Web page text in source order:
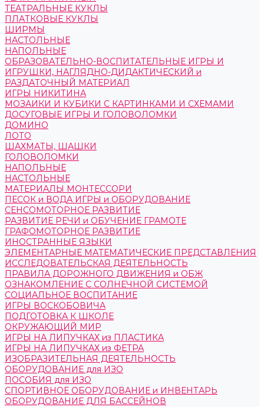
ТЕАТРАЛЬНЫЕ КУКЛЫ
ПЛАТКОВЫЕ КУКЛЫ
ШИРМЫ
НАСТОЛЬНЫЕ
НАПОЛЬНЫЕ
ОБРАЗОВАТЕЛЬНО-ВОСПИТАТЕЛЬНЫЕ ИГРЫ И
ИГРУШКИ, НАГЛЯДНО-ДИДАКТИЧЕСКИЙ и
РАЗДАТОЧНЫЙ МАТЕРИАЛ
ИГРЫ НИКИТИНА
МОЗАИКИ И КУБИКИ С КАРТИНКАМИ И СХЕМАМИ
ДОСУГОВЫЕ ИГРЫ И ГОЛОВОЛОМКИ
ДОМИНО
ЛОТО
ШАХМАТЫ, ШАШКИ
ГОЛОВОЛОМКИ
НАПОЛЬНЫЕ
НАСТОЛЬНЫЕ
МАТЕРИАЛЫ МОНТЕССОРИ
ПЕСОК и ВОДА ИГРЫ и ОБОРУДОВАНИЕ
СЕНСОМОТОРНОЕ РАЗВИТИЕ
РАЗВИТИЕ РЕЧИ и ОБУЧЕНИЕ ГРАМОТЕ
ГРАФОМОТОРНОЕ РАЗВИТИЕ
ИНОСТРАННЫЕ ЯЗЫКИ
ЭЛЕМЕНТАРНЫЕ МАТЕМАТИЧЕСКИЕ ПРЕДСТАВЛЕНИЯ
ИССЛЕДОВАТЕЛЬСКАЯ ДЕЯТЕЛЬНОСТЬ
ПРАВИЛА ДОРОЖНОГО ДВИЖЕНИЯ и ОБЖ
ОЗНАКОМЛЕНИЕ С СОЛНЕЧНОЙ СИСТЕМОЙ
СОЦИАЛЬНОЕ ВОСПИТАНИЕ
ИГРЫ ВОСКОБОВИЧА
ПОДГОТОВКА К ШКОЛЕ
ОКРУЖАЮЩИЙ МИР
ИГРЫ НА ЛИПУЧКАХ из ПЛАСТИКА
ИГРЫ НА ЛИПУЧКАХ из ФЕТРА
ИЗОБРАЗИТЕЛЬНАЯ ДЕЯТЕЛЬНОСТЬ
ОБОРУДОВАНИЕ для ИЗО
ПОСОБИЯ для ИЗО
СПОРТИВНОЕ ОБОРУДОВАНИЕ и ИНВЕНТАРЬ
ОБОРУДОВАНИЕ ДЛЯ БАССЕЙНОВ